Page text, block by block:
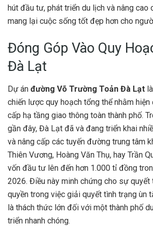
hút đầu tư, phát triển du lịch và nâng cao
mang lại cuộc sống tốt đẹp hơn cho
Đóng Góp Vào Quy
Đà Lạt
Dự án đường Võ Trường Toản Đà Lạt
chiến lược quy hoạch tổng thể nhằm hiện
cấp hạ tầng giao thông toàn thành phố.
gần đây, Đà Lạt đã và đang triển khai
và nâng cấp các tuyến đường trung tâm
Thiên Vương, Hoàng Văn Thụ, hay Trần
vốn đầu tư lên đến hơn 1.000 tỉ đồng
2026. Điều này minh chứng cho sự quyết
quyền trong việc giải quyết tình trạng ùn
là thách thức lớn đối với một thành phố
triển nhanh chóng.